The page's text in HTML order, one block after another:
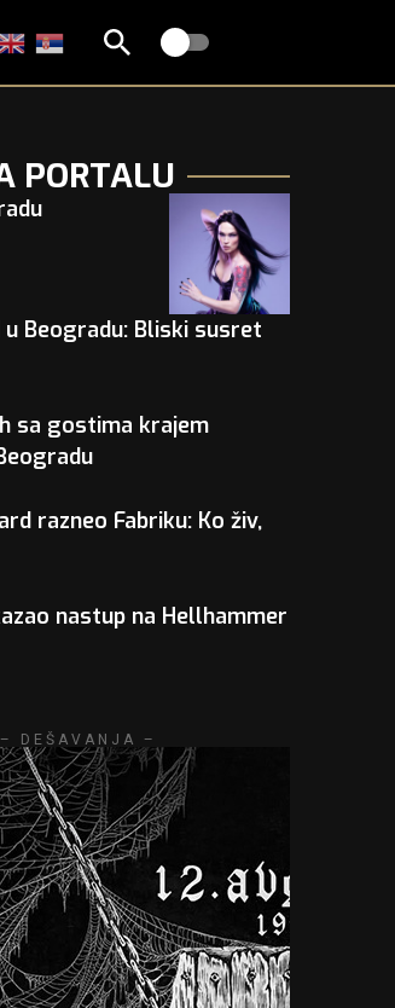
PORTALU
u Beogradu: Bliski susret
sa gostima krajem
razneo Fabriku: Ko živ,
nastup na Hellhammer
– DEŠAVANJA –